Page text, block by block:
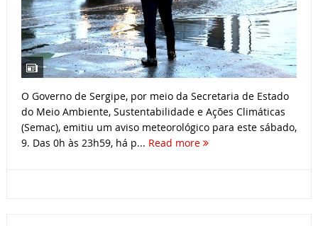
O Governo de Sergipe, por meio da Secretaria de Estado
do Meio Ambiente, Sustentabilidade e Ações Climáticas
(Semac), emitiu um aviso meteorológico para este sábado,
9. Das 0h às 23h59, há p... Read more